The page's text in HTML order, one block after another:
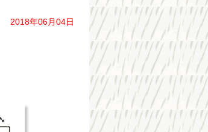
2018年06月04日